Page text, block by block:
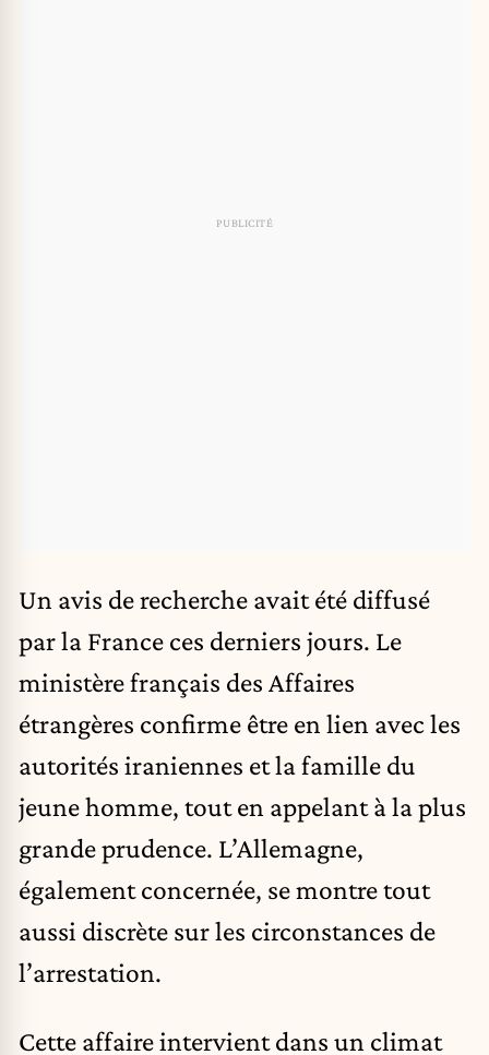
Un avis de recherche avait été diffusé
par la France ces derniers jours. Le
ministère français des Affaires
étrangères confirme être en lien avec les
autorités iraniennes et la famille du
jeune homme, tout en appelant à la plus
grande prudence. L’Allemagne,
également concernée, se montre tout
aussi discrète sur les circonstances de
l’arrestation.
Cette affaire intervient dans un climat